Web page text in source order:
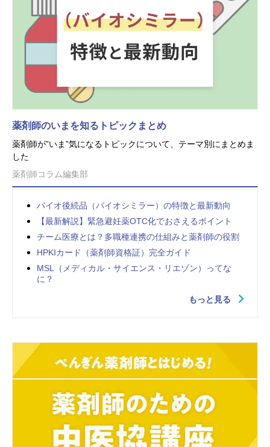
薬剤師のいまを知るトピックまとめ
薬剤師が”いま”気になるトピックについて、テーマ別にまとめま
した
薬剤師コラム編集部
バイオ後続品（バイオシミラー）の特徴と最新動向
【最新解説】緊急避妊薬OTC化でおさえるポイント
チーム医療とは？多職種連携の仕組みと薬剤師の役割
HPKIカード（薬剤師資格証）完全ガイド
MSL（メディカル・サイエンス・リエゾン）ってな
に？
もっと見る